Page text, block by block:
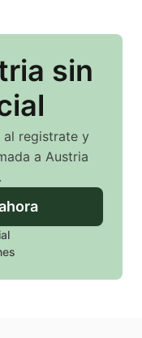
sin
al registrate y
a Austria